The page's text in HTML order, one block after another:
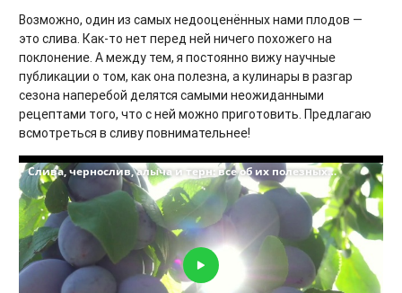
Возможно, один из самых недооценённых нами плодов —
это слива. Как-то нет перед ней ничего похожего на
поклонение. А между тем, я постоянно вижу научные
публикации о том, как она полезна, а кулинары в разгар
сезона наперебой делятся самыми неожиданными
рецептами того, что с ней можно приготовить. Предлагаю
всмотреться в сливу повнимательнее!